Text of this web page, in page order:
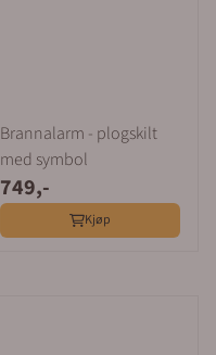
Brannalarm - plogskilt
med symbol
749,-
Kjøp